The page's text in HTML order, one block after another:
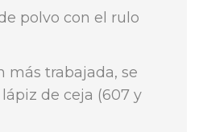
polvo con el rulo
más trabajada, se
de ceja (607 y